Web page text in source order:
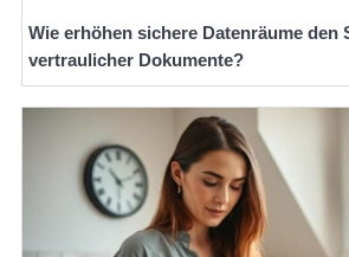
Wie erhöhen sichere Datenräume den
vertraulicher Dokumente?